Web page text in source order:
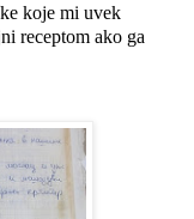
koje mi uvek
receptom ako ga